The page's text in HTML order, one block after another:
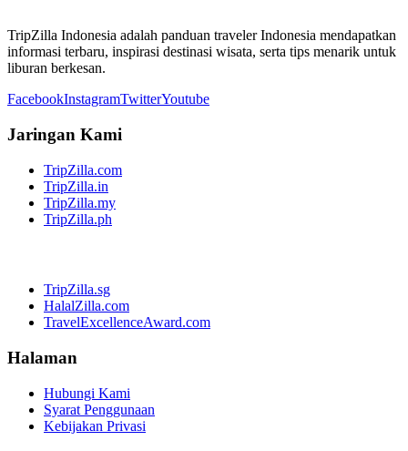
TripZilla Indonesia adalah panduan traveler Indonesia mendapatkan
informasi terbaru, inspirasi destinasi wisata, serta tips menarik untuk
liburan berkesan.
FacebookInstagramTwitterYoutube
Jaringan Kami
TripZilla.com
TripZilla.in
TripZilla.my
TripZilla.ph
TripZilla.sg
HalalZilla.com
TravelExcellenceAward.com
Halaman
Hubungi Kami
Syarat Penggunaan
Kebijakan Privasi